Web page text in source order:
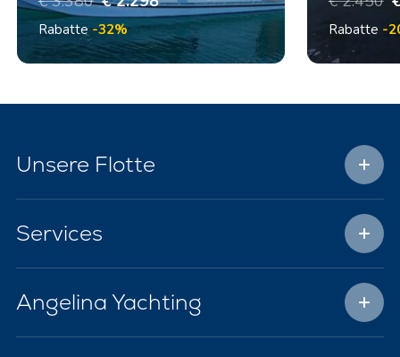
Rabatte-32% Rabatte -
Unsere Flotte
Services
Angelina Yachting